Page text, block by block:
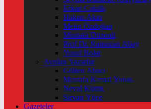
Erkan Çakıllı
Hakan Akın
Metin Özdoğan
Mustafa Düzenli
Prof Dr. Ramazan Abay
Yusuf Bolat
Ayrılan Yazarlar
Gülten Abacı
Mustafa Kemal Yonat
Neval Kütük
Şirvan Yüce
Gazeteler